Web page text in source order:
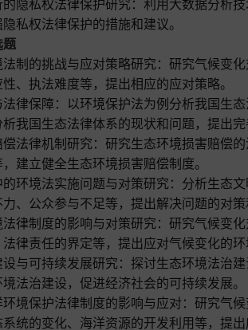
隐私权法律保护研究：利用大数据分析
私权法律保护的措施和建议。
题
制的挑战与应对策略研究：研究气候变
、执法难度等，提出相应的应对策略。
律保障：以环境保护法为例分析我国生
我国生态法律体系的现状和问题，提出完
法律机制研究：研究生态环境损害赔偿
建立健全生态环境损害赔偿制度。
环境法实施问题与对策研究：分析生态
、公众参与不足等，提出解决问题的对策
律制度的影响与对策研究：研究气候变
律责任的界定等，提出应对气候变化的环
与可持续发展研究：探讨生态环境法治
法治建设，促进经济社会的可持续发展。
境保护法律制度的影响与应对：研究气
统的变化、海洋资源的开发利用等，提